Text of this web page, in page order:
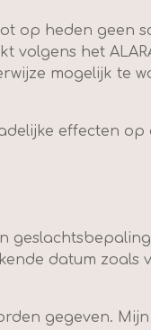
op heden geen
het
mogelijk te
effecten
datum zoals
gegeven.